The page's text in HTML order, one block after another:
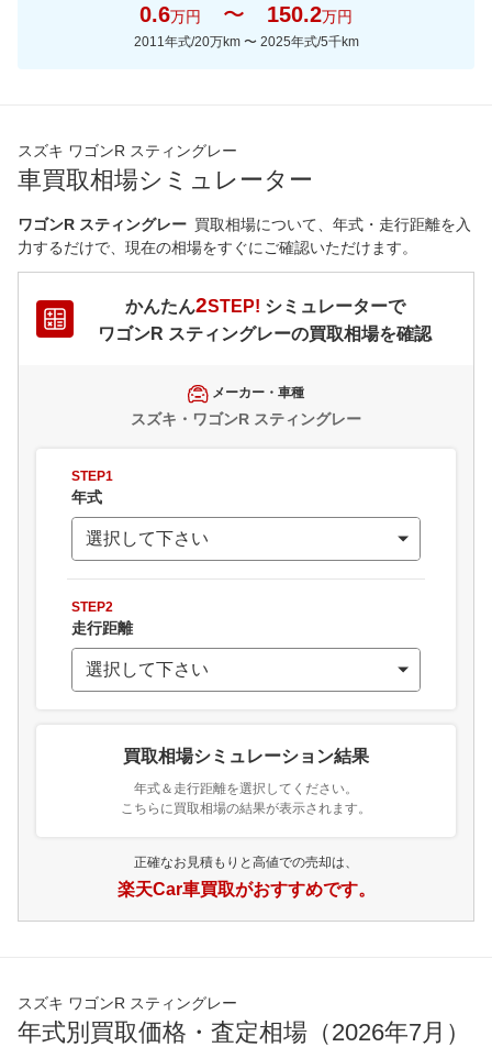
0.6万円 〜 150.2万円
2011年式/20万km 〜 2025年式/5千km
スズキ ワゴンR スティングレー
車買取相場シミュレーター
ワゴンR スティングレー 買取相場について、年式・走行距離を入
力するだけで、現在の相場をすぐにご確認いただけます。
かんたん2STEP! シミュレーターで
ワゴンR スティングレーの買取相場を確認
メーカー・車種
スズキ・ワゴンR スティングレー
STEP1
年式
STEP2
走行距離
買取相場シミュレーション結果
年式＆走行距離を選択してください。
こちらに買取相場の結果が表示されます。
正確なお見積もりと高値での売却は、
楽天Car車買取がおすすめです。
スズキ ワゴンR スティングレー
年式別買取価格・査定相場（2026年7月）